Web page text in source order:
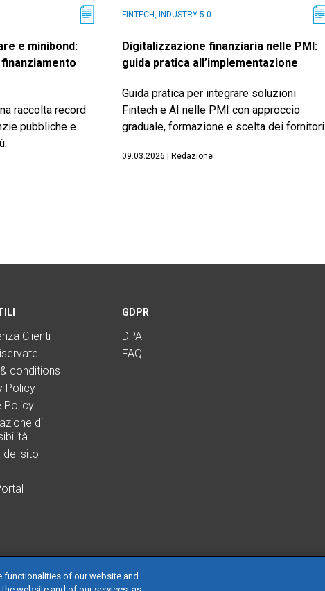
e minibond:
raccolta record
pubbliche e
FINTECH, INDUSTRY 5.0
Digitalizzazione finanziaria nelle PMI:
guida pratica all’implementazione
Guida pratica per integrare soluzioni
Fintech e AI nelle PMI con approccio
graduale, formazione e scelta dei fornitori
09.03.2026 Redazione
Clienti
conditions
Policy
Policy
di
del sito
GDPR
DPA
FAQ
functionalities of our website and